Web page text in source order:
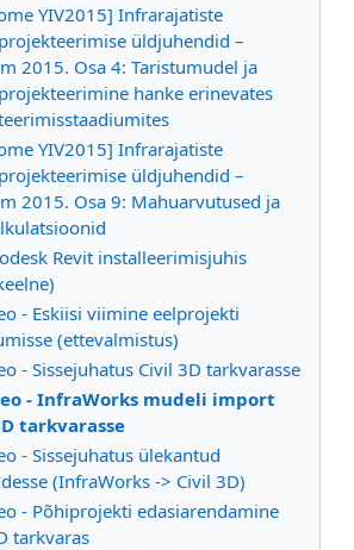
YIV2015] Infrarajatiste
üldjuhendid –
2015. Osa 4: Taristumudel ja
hanke erinevates
YIV2015] Infrarajatiste
üldjuhendid –
2015. Osa 9: Mahuarvutused ja
Revit installeerimisjuhis
- Eskiisi viimine eelprojekti
(ettevalmistus)
- Sissejuhatus Civil 3D tarkvarasse
- InfraWorks mudeli import
tarkvarasse
- Sissejuhatus ülekantud
(InfraWorks -> Civil 3D)
- Põhiprojekti edasiarendamine
tarkvaras